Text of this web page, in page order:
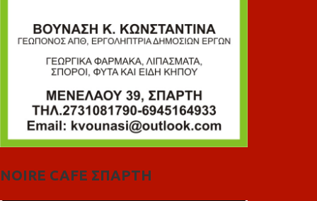
NOIRE CAFE ΣΠΑΡΤΗ